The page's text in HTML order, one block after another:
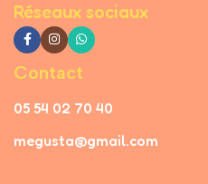
Réseaux sociaux
Contact
05 54 02 70 40
megusta@gmail.com